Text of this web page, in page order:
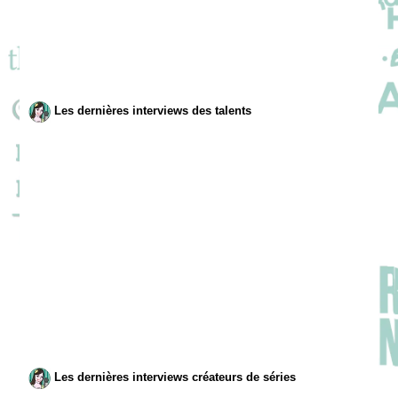
Les dernières interviews des talents
Les dernières interviews créateurs de séries